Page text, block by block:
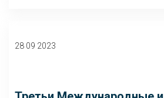
28 09 2023